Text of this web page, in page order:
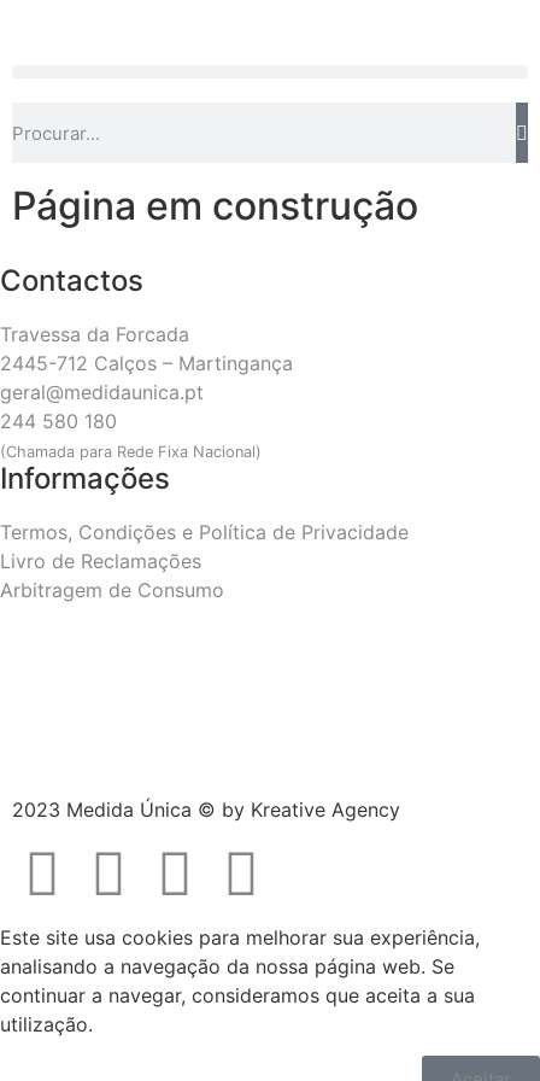
Página em construção
Contactos
Travessa da Forcada
2445-712 Calços – Martingança
geral@medidaunica.pt
244 580 180
(Chamada para Rede Fixa Nacional)
Informações
Termos, Condições e Política de Privacidade
Livro de Reclamações
Arbitragem de Consumo
2023 Medida Única © by Kreative Agency
Este site usa cookies para melhorar sua experiência,
analisando a navegação da nossa página web. Se
continuar a navegar, consideramos que aceita a sua
utilização.